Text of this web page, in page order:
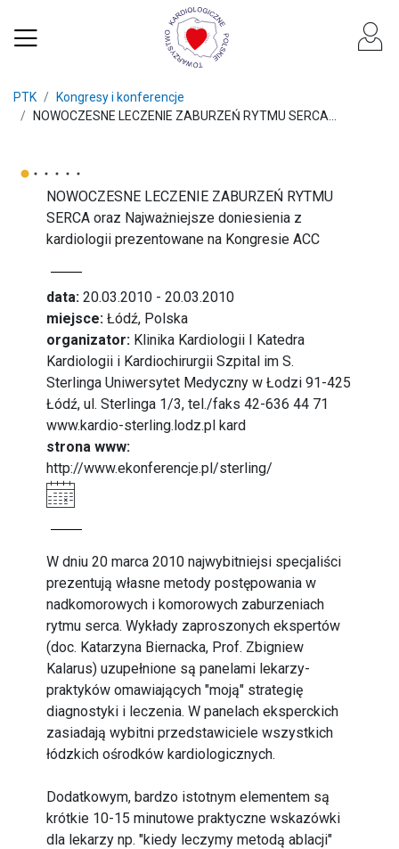
PTK
Kongresy i konferencje
NOWOCZESNE LECZENIE ZABURZEŃ RYTMU SERCA...
NOWOCZESNE LECZENIE ZABURZEŃ RYTMU
SERCA oraz Najważniejsze doniesienia z
kardiologii prezentowane na Kongresie ACC
data: 20.03.2010 - 20.03.2010
miejsce: Łódź, Polska
organizator: Klinika Kardiologii I Katedra
Kardiologii i Kardiochirurgii Szpital im S.
Sterlinga Uniwersytet Medyczny w Łodzi 91-425
Łódź, ul. Sterlinga 1/3, tel./faks 42-636 44 71
www.kardio-sterling.lodz.pl kard
strona www:
http://www.ekonferencje.pl/sterling/
W dniu 20 marca 2010 najwybitniejsi specjaliści
prezentują własne metody postępowania w
nadkomorowych i komorowych zaburzeniach
rytmu serca. Wykłady zaproszonych ekspertów
(doc. Katarzyna Biernacka, Prof. Zbigniew
Kalarus) uzupełnione są panelami lekarzy-
praktyków omawiających "moją" strategię
diagnostyki i leczenia. W panelach eksperckich
zasiadają wybitni przedstawiciele wszystkich
łódzkich ośrodków kardiologicznych.
Dodatkowym, bardzo istotnym elementem są
krótkie 10-15 minutowe praktyczne wskazówki
dla lekarzy np. "kiedy leczymy metodą ablacji"